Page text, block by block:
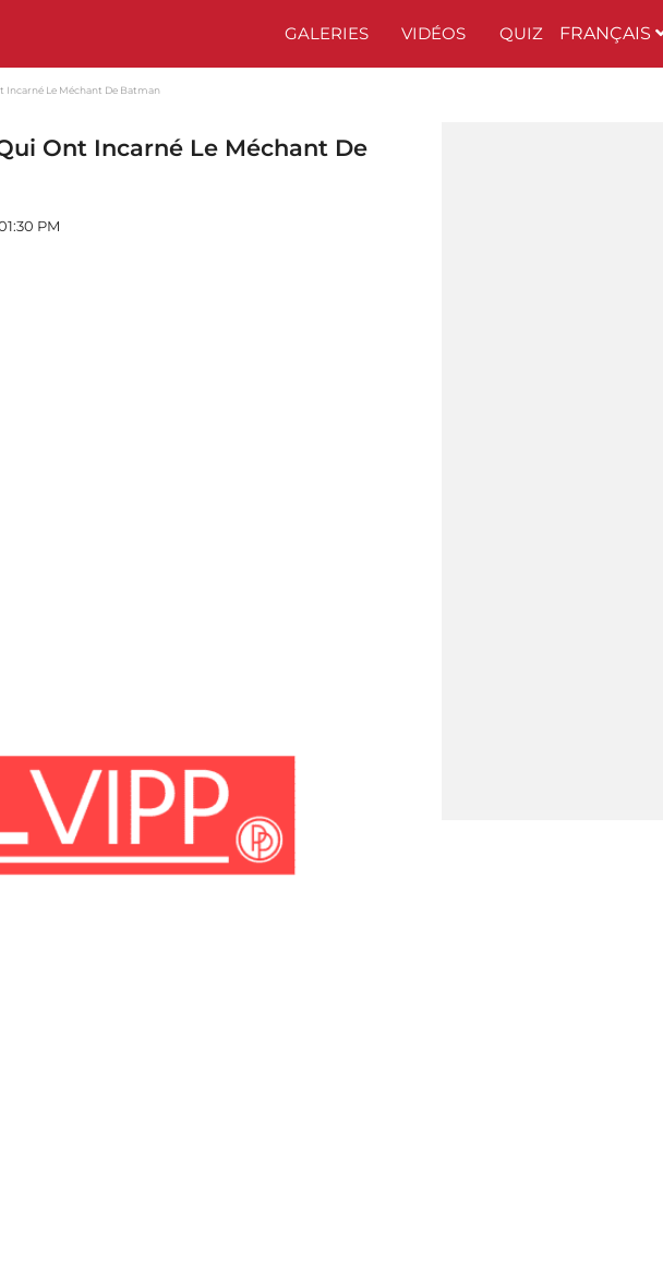
GALERIES VIDÉOS QUIZ FRANÇAIS
Incarné Le Méchant De Batman
Ont Incarné Le Méchant De
PM